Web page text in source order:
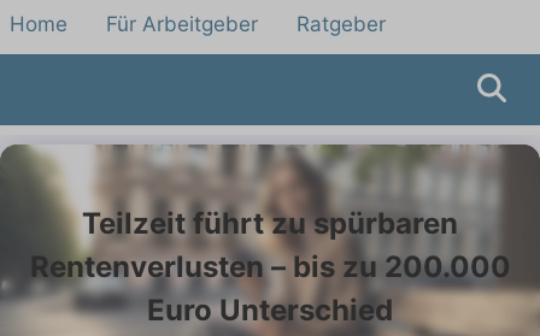
Home Für Arbeitgeber Ratgeber
Teilzeit führt zu spürbaren
Rentenverlusten – bis zu 200.000
Euro Unterschied